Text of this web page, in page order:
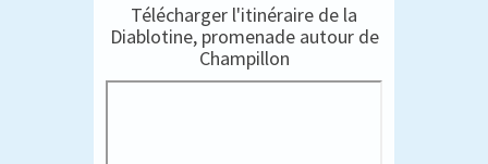
Télécharger l'itinéraire de la
Diablotine, promenade autour de
Champillon